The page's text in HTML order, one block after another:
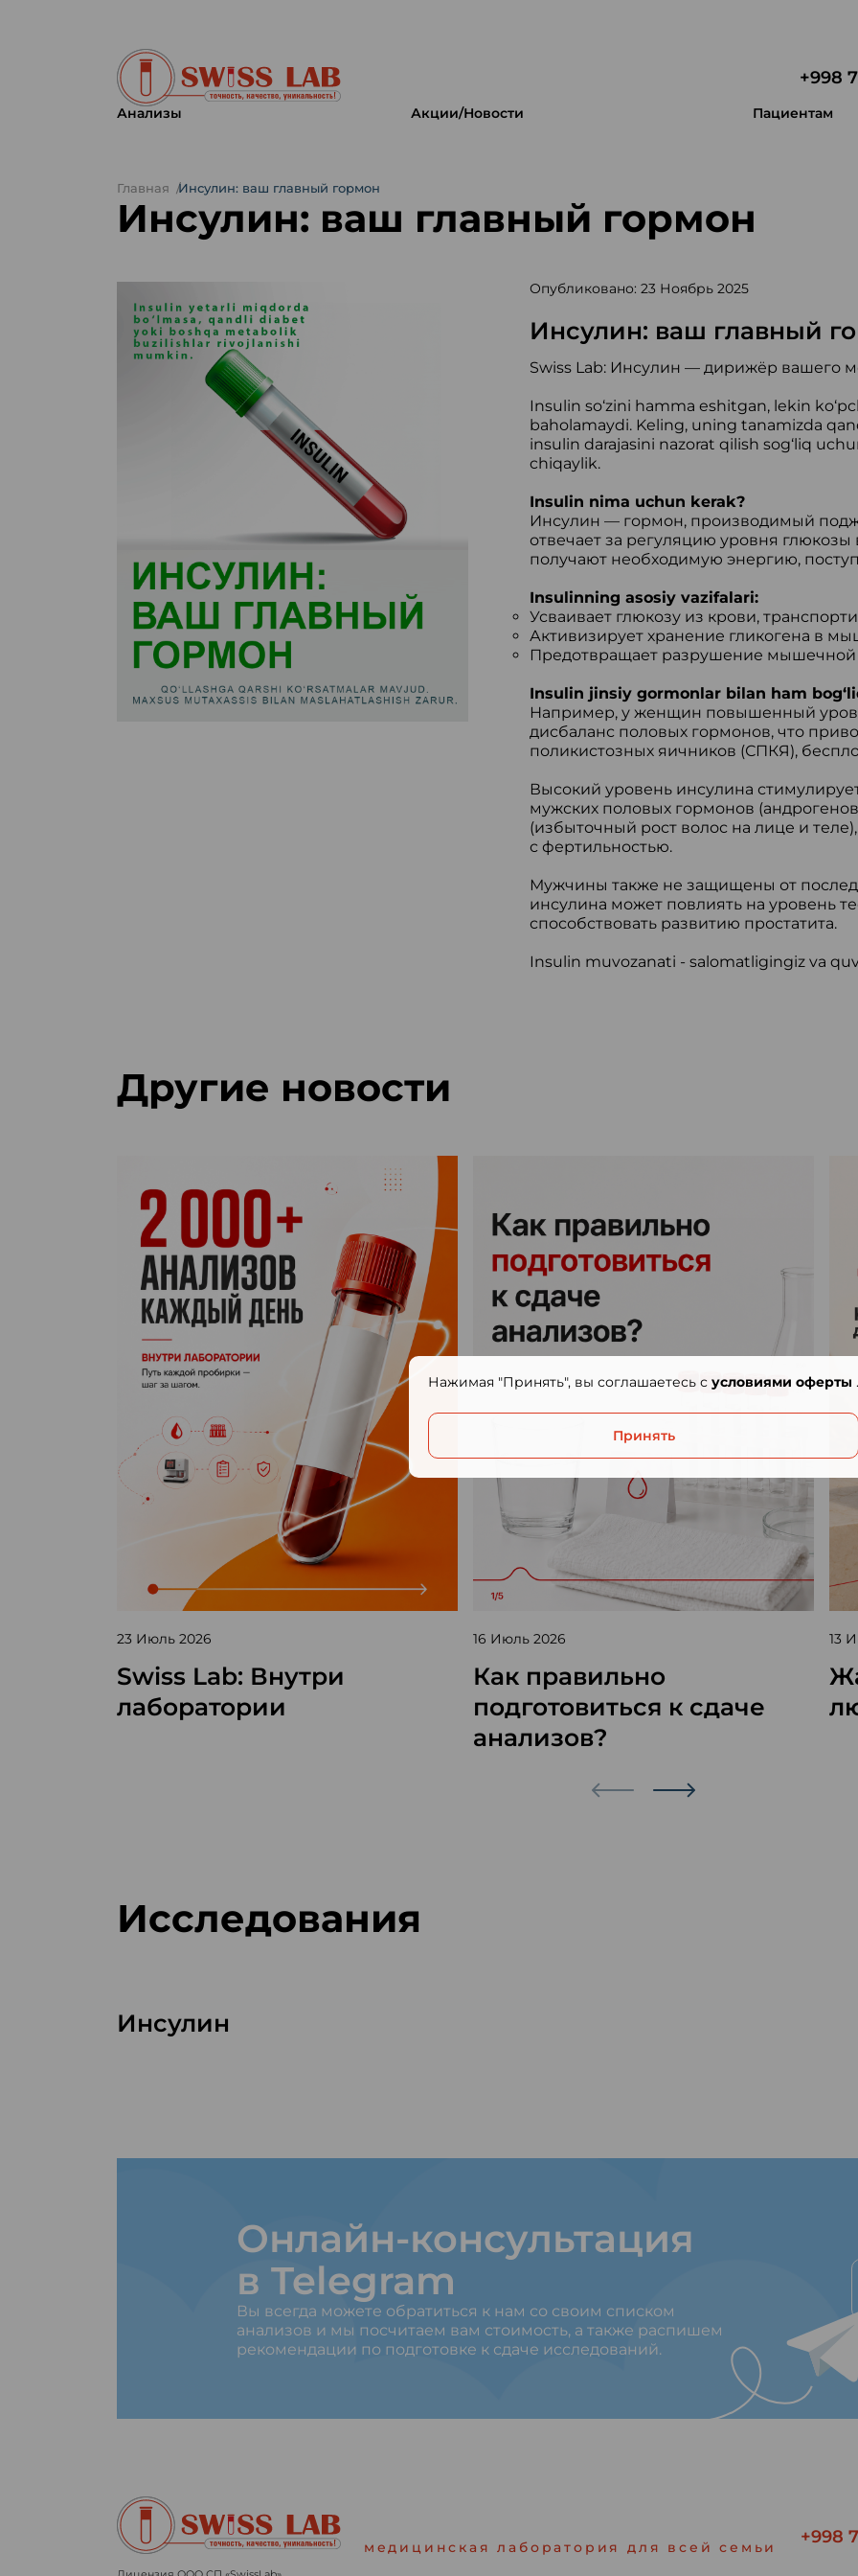
+998
Анализы Акции/Новости Пациентам
Главная Инсулин: ваш главный гормон
Инсулин: ваш главный гормон
Опубликовано: 23 Ноябрь 2025
Инсулин: ваш главный
Swiss Lab: Инсулин — дирижёр вашего
Insulin so‘zini hamma eshitgan, lekin
baholamaydi. Keling, uning tanamizda
insulin darajasini nazorat qilish sog‘liq
chiqaylik.
Insulin nima uchun kerak?
Инсулин — гормон, производимый
отвечает за регуляцию уровня глюкозы
получают необходимую энергию,
Insulinning asosiy vazifalari:
Усваивает глюкозу из крови,
Активизирует хранение гликогена в
Предотвращает разрушение мышечной
Insulin jinsiy gormonlar bilan ham
Например, у женщин повышенный
дисбаланс половых гормонов, что
поликистозных яичников (СПКЯ),
Высокий уровень инсулина
мужских половых гормонов
(избыточный рост волос на лице и
с фертильностью.
Мужчины также не защищены от
инсулина может повлиять на уровень
способствовать развитию простатита.
Insulin muvozanati - salomatligingiz va
Другие новости
23 Июль 2026
Swiss Lab: Внутри
лаборатории
16 Июль 2026
Как правильно
подготовиться к сдаче
анализов?
13
Исследования
Инсулин
Онлайн-консультация
в Telegram
Вы всегда можете обратиться к нам со своим списком
анализов и мы посчитаем вам стоимость, а также распишем
рекомендации по подготовке к сдаче исследований.
Нажимая "Принять", вы соглашаетесь с условиями оферты .
Принять
медицинская лаборатория для всей семьи +998